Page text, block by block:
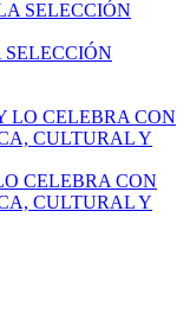
CELEBRA CON
CULTURAL Y